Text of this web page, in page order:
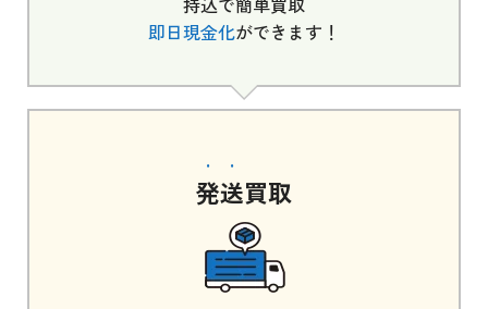
即日現金化ができます！
発送買取